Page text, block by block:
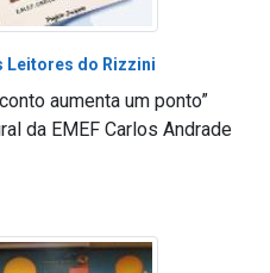
Leitores do Rizzini
aumenta um ponto”
da EMEF Carlos Andrade